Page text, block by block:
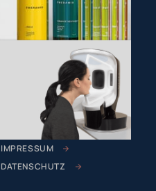
IMPRESSUM
DATENSCHUTZ